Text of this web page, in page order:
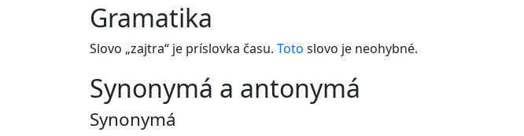
gramatika
Slovo „zajtra“ je príslovka času. Toto slovo je neohybné.
synonymá a antonymá
Synonymá